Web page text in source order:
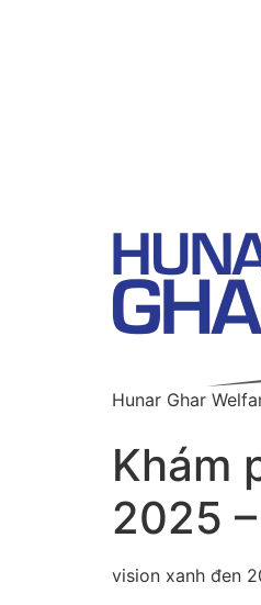
Hunar Ghar
Khám
2025
vision xanh đen